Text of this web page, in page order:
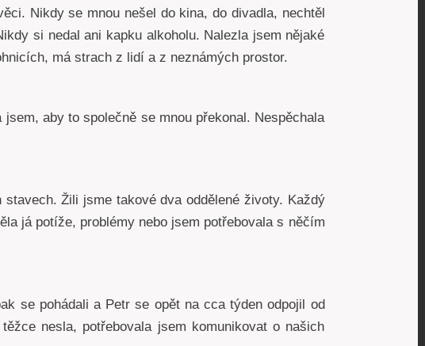
Nikdy se mnou nešel do kina, do divadla, nechtěl
si nedal ani kapku alkoholu. Nalezla jsem nějaké
má strach z lidí a z neznámých prostor.
aby to společně se mnou překonal. Nespěchala
Žili jsme takové dva oddělené životy. Každý
já potíže, problémy nebo jsem potřebovala s něčím
se pohádali a Petr se opět na cca týden odpojil od
nesla, potřebovala jsem komunikovat o našich